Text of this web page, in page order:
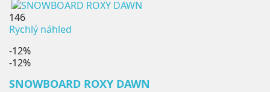
146
Rychlý náhled
-12%
-12%
SNOWBOARD ROXY DAWN